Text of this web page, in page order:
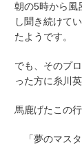
朝の5時から風
し聞き続けて
たようです。
でも、そのプ
った方に糸川
馬鹿げたこの
「夢のマスタ